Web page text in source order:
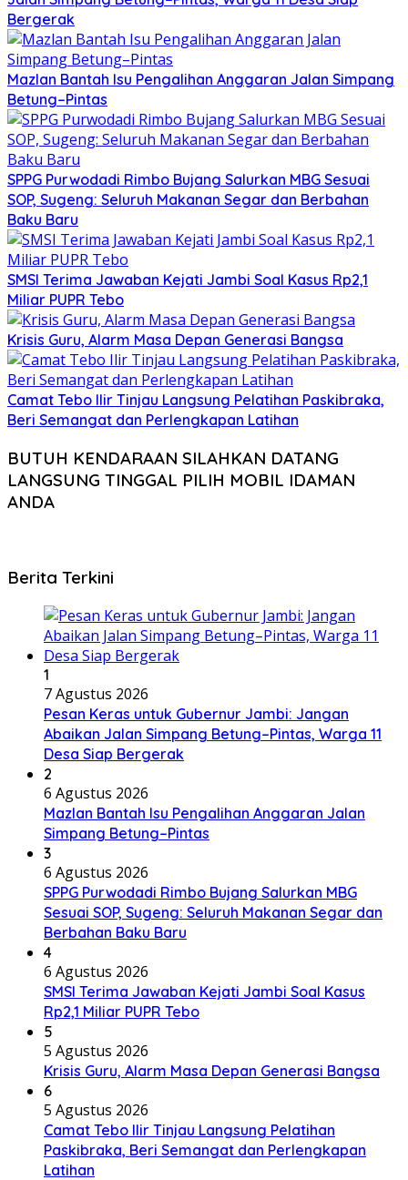
Bergerak
Mazlan Bantah Isu Pengalihan Anggaran Jalan Simpang
Betung–Pintas
SPPG Purwodadi Rimbo Bujang Salurkan MBG Sesuai
SOP, Sugeng: Seluruh Makanan Segar dan Berbahan
Baku Baru
SMSI Terima Jawaban Kejati Jambi Soal Kasus Rp2,1
Miliar PUPR Tebo
Krisis Guru, Alarm Masa Depan Generasi Bangsa
Camat Tebo Ilir Tinjau Langsung Pelatihan Paskibraka,
Beri Semangat dan Perlengkapan Latihan
BUTUH KENDARAAN SILAHKAN DATANG
LANGSUNG TINGGAL PILIH MOBIL IDAMAN
ANDA
Berita Terkini
1
7 Agustus 2026
Pesan Keras untuk Gubernur Jambi: Jangan
Abaikan Jalan Simpang Betung–Pintas, Warga 11
Desa Siap Bergerak
2
6 Agustus 2026
Mazlan Bantah Isu Pengalihan Anggaran Jalan
Simpang Betung–Pintas
3
6 Agustus 2026
SPPG Purwodadi Rimbo Bujang Salurkan MBG
Sesuai SOP, Sugeng: Seluruh Makanan Segar dan
Berbahan Baku Baru
4
6 Agustus 2026
SMSI Terima Jawaban Kejati Jambi Soal Kasus
Rp2,1 Miliar PUPR Tebo
5
5 Agustus 2026
Krisis Guru, Alarm Masa Depan Generasi Bangsa
6
5 Agustus 2026
Camat Tebo Ilir Tinjau Langsung Pelatihan
Paskibraka, Beri Semangat dan Perlengkapan
Latihan